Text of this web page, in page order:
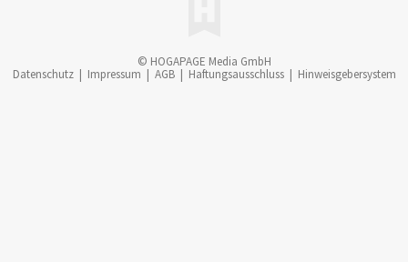
© HOGAPAGE Media GmbH
Datenschutz | Impressum | AGB | Haftungsausschluss | Hinweisgebersystem